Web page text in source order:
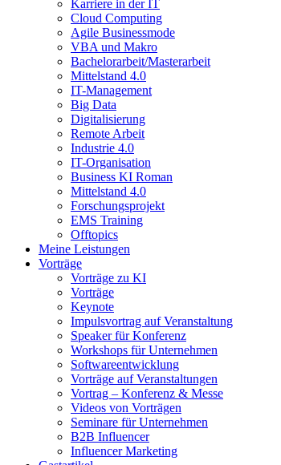
Karriere in der IT
Cloud Computing
Agile Businessmode
VBA und Makro
Bachelorarbeit/Masterarbeit
Mittelstand 4.0
IT-Management
Big Data
Digitalisierung
Remote Arbeit
Industrie 4.0
IT-Organisation
Business KI Roman
Mittelstand 4.0
Forschungsprojekt
EMS Training
Offtopics
Meine Leistungen
Vorträge
Vorträge zu KI
Vorträge
Keynote
Impulsvortrag auf Veranstaltung
Speaker für Konferenz
Workshops für Unternehmen
Softwareentwicklung
Vorträge auf Veranstaltungen
Vortrag – Konferenz & Messe
Videos von Vorträgen
Seminare für Unternehmen
B2B Influencer
Influencer Marketing